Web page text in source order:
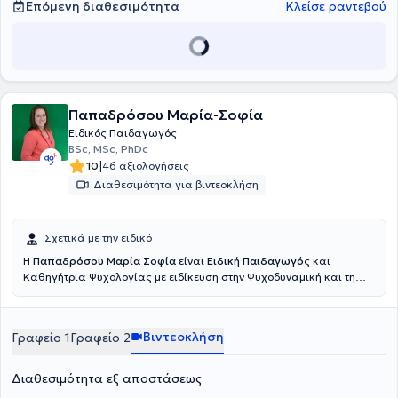
Επόμενη διαθεσιμότητα
Κλείσε ραντεβού
Παπαδρόσου Μαρία-Σοφία
Ειδικός Παιδαγωγός
BSc, MSc, PhDc
10|46 αξιολογήσεις
Διαθεσιμότητα για βιντεοκλήση
Σχετικά με την ειδικό
Η Παπαδρόσου Μαρία Σοφία είναι Ειδική Παιδαγωγός και
Καθηγήτρια Ψυχολογίας με ειδίκευση στην Ψυχοδυναμική και τη
Κηφισιά. Έχει εκπροσωπήσει την Ελλάδα στο εξωτερικό μέσα από
Αγγλία και τη Γερμανία, μεταφέροντας τη φωνή της ελληνικής
επιστήμης σε διεθνές επίπεδο. Το όραμά της για μια σύγχρονη,
προσβάσιμη και ουσιαστική εκπαίδευση, την οδήγησε στη
δημιουργία της πλατφόρμας ELITEutoring.gr, έναν σύγχρονο,
Γραφείο 1Γραφείο 2 Βιντεοκλήση
Διαθεσιμότητα εξ αποστάσεως